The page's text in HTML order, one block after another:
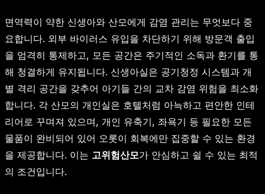
면역력이 약한 신생아와 산모에게 감염 관리는 무엇보다 중
요합니다. 외부 바이러스 유입을 차단하기 위해 방문객 출입
을 엄격히 통제하고, 모든 공간은 주기적인 소독과 환기를 통
해 청결하게 유지됩니다. 신생아실은 공기청정 시스템과 개
별 격리 공간을 갖추어 아기들 간의 교차 감염 위험을 최소화
합니다. 각 산모의 개인실은 호텔처럼 아늑하고 편안한 인테
리어로 꾸며져 있으며, 개인 유축기, 좌욕기 등 필요한 모든
물품이 완비되어 있어 오롯이 회복에만 집중할 수 있는 환경
을 제공합니다. 이는 고위험산모가 안심하고 쉴 수 있는 최적
의 조건입니다.